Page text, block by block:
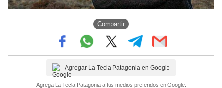
Compartir
Agregar La Tecla Patagonia en Google
Agrega La Tecla Patagonia a tus medios preferidos en Google.